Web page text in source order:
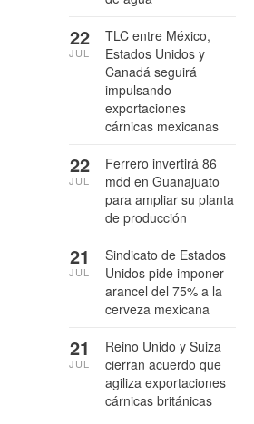
TLC entre México,
Estados Unidos y
Canadá seguirá
impulsando
exportaciones
cárnicas mexicanas
22
JUL
Ferrero invertirá 86
mdd en Guanajuato
para ampliar su planta
de producción
22
JUL
Sindicato de Estados
Unidos pide imponer
arancel del 75% a la
cerveza mexicana
21
JUL
Reino Unido y Suiza
cierran acuerdo que
agiliza exportaciones
cárnicas británicas
21
JUL